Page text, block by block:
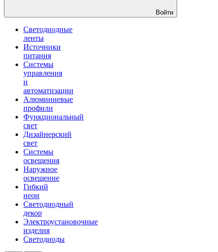
Войти
Светодиодные
ленты
Источники
питания
Системы
управления
и
автоматизации
Алюминиевые
профили
Функциональный
свет
Дизайнерский
свет
Системы
освещения
Наружное
освещение
Гибкий
неон
Светодиодный
декор
Электроустановочные
изделия
Светодиоды